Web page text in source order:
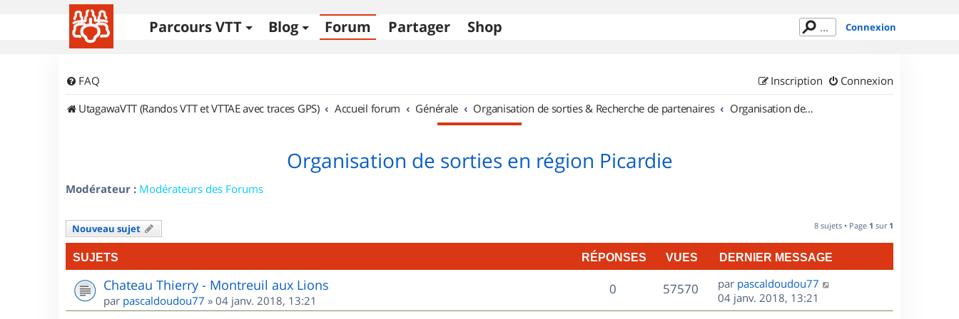
Parcours VTT Blog Forum Partager Shop Connexion
FAQ Connexion
Inscription
UtagawaVTT (Randos VTT et VTTAE avec traces GPS)
Accueil forum Générale Organisation de sorties & Recherche de partenaires Organisation de sorties en région Picardie
Organisation de sorties en région Picardie
Modérateur : Modérateurs des Forums
Nouveau sujet 8 sujets • Page 1 sur 1
SUJETS RÉPONSES VUES DERNIER MESSAGE
Chateau Thierry - Montreuil aux Lions
par pascaldoudou77 » 04 janv. 2018, 13:21
0R
é
57570V
u
D
e
r
par pascaldoudou77
04 janv. 2018, 13:21